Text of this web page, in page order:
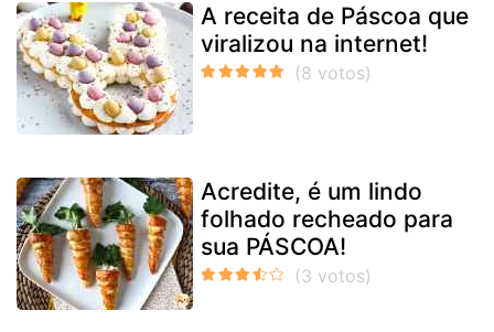
A receita de Páscoa que
viralizou na internet!
Acredite, é um lindo
folhado recheado para
sua PÁSCOA!